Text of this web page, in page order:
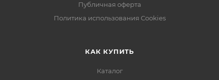
Публичная оферта
Политика использования Cookies
КАК КУПИТЬ
Каталог